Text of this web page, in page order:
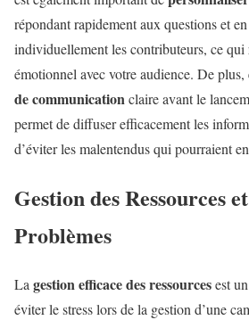
répondant rapidement aux questions et
individuellement les contributeurs, ce qui
émotionnel avec votre audience. De plus,
de communicationclaire avant le
permet de diffuser efficacement les
d’éviter les malentendus qui pourraient
Gestion des Ressources
Problèmes
La gestion efficace des ressourcesest
éviter le stress lors de la gestion d’une